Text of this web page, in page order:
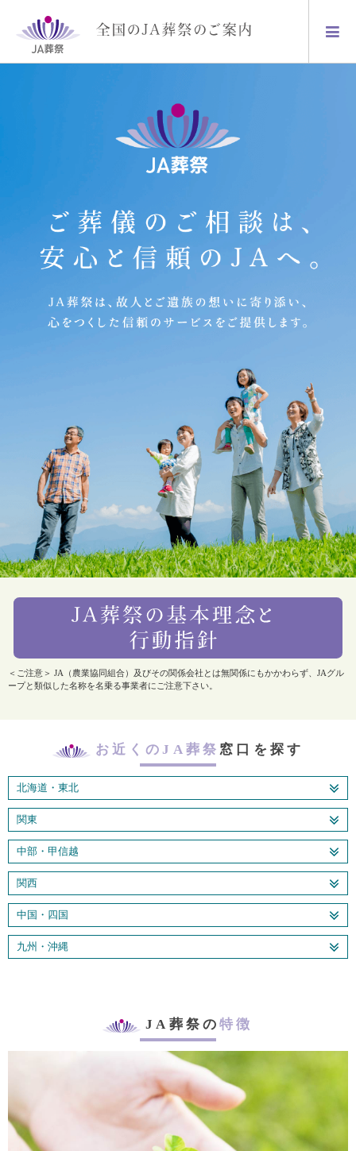
＜ご注意＞ JA（農業協同組合）及びその関係会社とは無関係にもかかわらず、JAグル
ープと類似した名称を名乗る事業者にご注意下さい。
お近くのJA葬祭 窓口を探す
北海道・東北
関東
中部・甲信越
関西
中国・四国
九州・沖縄
JA葬祭の特徴